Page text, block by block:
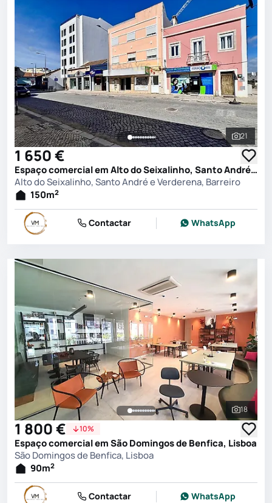
Ver
21
1 650 €
Espaço comercial em Alto do Seixalinho, Santo André e Verderena, Barreiro
Alto do Seixalinho, Santo André e Verderena, Barreiro
150m2
Contactar WhatsApp
Ver
18
1 800 € 10%
Espaço comercial em São Domingos de Benfica, Lisboa
São Domingos de Benfica, Lisboa
90m2
Contactar WhatsApp